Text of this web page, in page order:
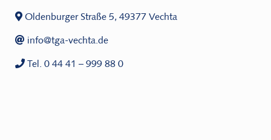
Oldenburger Straße 5, 49377 Vechta
info@tga-vechta.de
Tel. 0 44 41 – 999 88 0